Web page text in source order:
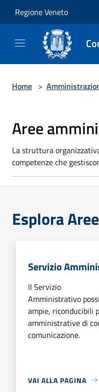
Regione Veneto
Home >
Aree
La struttura
competenze che
Esplora
Servizio
Il Servizio
Amministrativo
ampie, riconducibili
amministrative di
comunicazione.
VAI ALLA PAGINA